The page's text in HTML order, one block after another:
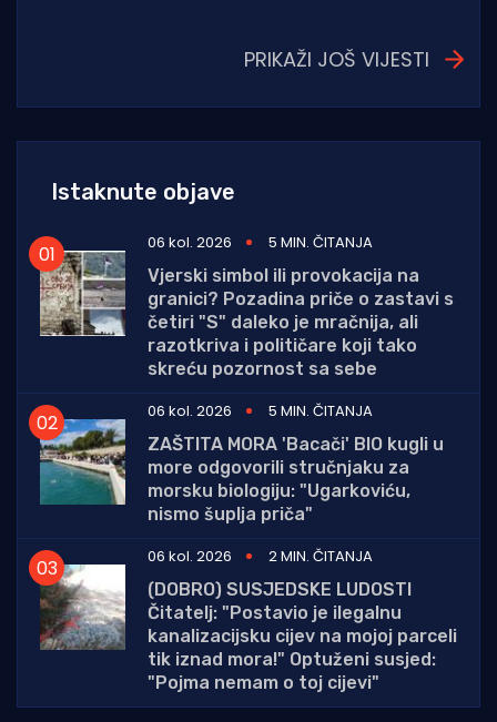
PRIKAŽI JOŠ VIJESTI
Istaknute objave
06 kol. 2026
5 MIN. ČITANJA
Vjerski simbol ili provokacija na
granici? Pozadina priče o zastavi s
četiri "S" daleko je mračnija, ali
razotkriva i političare koji tako
skreću pozornost sa sebe
06 kol. 2026
5 MIN. ČITANJA
ZAŠTITA MORA 'Bacači' BIO kugli u
more odgovorili stručnjaku za
morsku biologiju: "Ugarkoviću,
nismo šuplja priča"
06 kol. 2026
2 MIN. ČITANJA
(DOBRO) SUSJEDSKE LUDOSTI
Čitatelj: "Postavio je ilegalnu
kanalizacijsku cijev na mojoj parceli
tik iznad mora!" Optuženi susjed:
"Pojma nemam o toj cijevi"